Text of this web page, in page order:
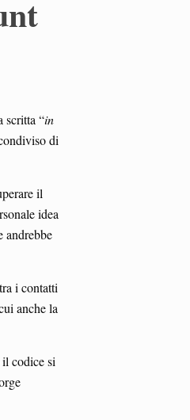
scritta “in
di
il
idea
andrebbe
i contatti
anche la
codice si